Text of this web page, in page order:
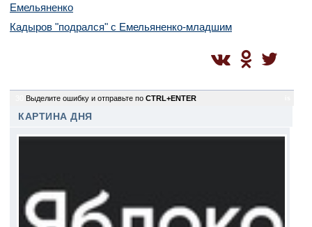
Емельяненко
Кадыров "подрался" с Емельяненко-младшим
Выделите ошибку и отправьте по CTRL+ENTER
КАРТИНА ДНЯ